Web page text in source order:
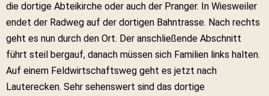
die dortige Abteikirche oder auch der Pranger. In Wiesweiler
endet der Radweg auf der dortigen Bahntrasse. Nach rechts
geht es nun durch den Ort. Der anschließende Abschnitt
führt steil bergauf, danach müssen sich Familien links halten.
Auf einem Feldwirtschaftsweg geht es jetzt nach
Lauterecken. Sehr sehenswert sind das dortige